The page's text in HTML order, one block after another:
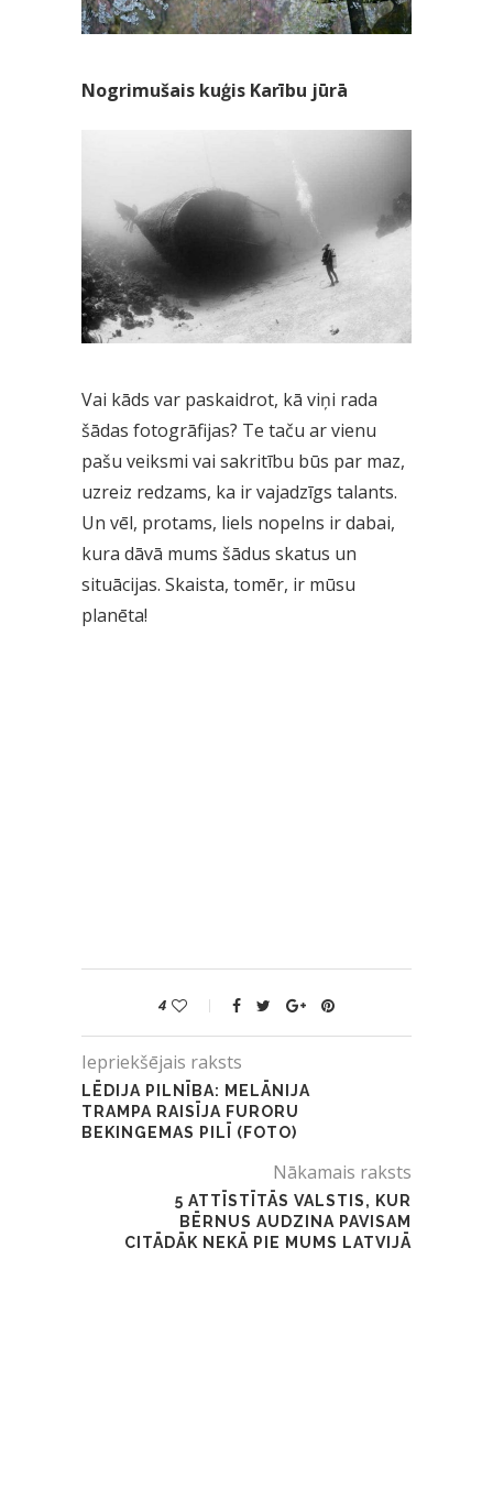
Nogrimušais kuģis Karību jūrā
Vai kāds var paskaidrot, kā viņi rada
šādas fotogrāfijas? Te taču ar vienu
pašu veiksmi vai sakritību būs par maz,
uzreiz redzams, ka ir vajadzīgs talants.
Un vēl, protams, liels nopelns ir dabai,
kura dāvā mums šādus skatus un
situācijas. Skaista, tomēr, ir mūsu
planēta!
4
Iepriekšējais raksts
LĒDIJA PILNĪBA: MELĀNIJA
TRAMPA RAISĪJA FURORU
BEKINGEMAS PILĪ (FOTO)
Nākamais raksts
5 ATTĪSTĪTĀS VALSTIS, KUR
BĒRNUS AUDZINA PAVISAM
CITĀDĀK NEKĀ PIE MUMS LATVIJĀ